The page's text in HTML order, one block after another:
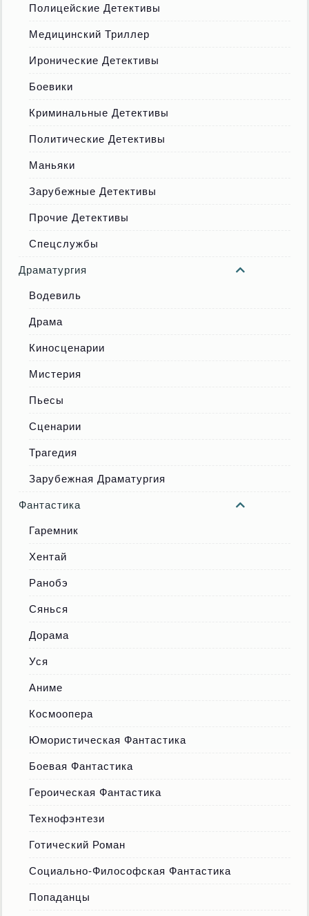
Полицейские Детективы
Медицинский Триллер
Иронические Детективы
Боевики
Криминальные Детективы
Политические Детективы
Маньяки
Зарубежные Детективы
Прочие Детективы
Спецслужбы
Драматургия
Водевиль
Драма
Киносценарии
Мистерия
Пьесы
Сценарии
Трагедия
Зарубежная Драматургия
Фантастика
Гаремник
Хентай
Ранобэ
Сянься
Дорама
Уся
Аниме
Космоопера
Юмористическая Фантастика
Боевая Фантастика
Героическая Фантастика
Технофэнтези
Готический Роман
Социально-Философская Фантастика
Попаданцы